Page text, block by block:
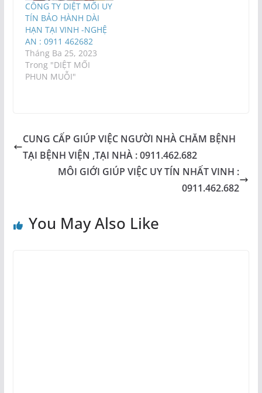
CÔNG TY DIỆT MỐI UY
TÍN BẢO HÀNH DÀI
HẠN TẠI VINH -NGHỆ
AN : 0911 462682
Tháng Ba 25, 2023
Trong "DIỆT MỐI
PHUN MUỖI"
CUNG CẤP GIÚP VIỆC NGƯỜI NHÀ CHĂM BỆNH
TẠI BỆNH VIỆN ,TẠI NHÀ : 0911.462.682
MÔI GIỚI GIÚP VIỆC UY TÍN NHẤT VINH :
0911.462.682
You May Also Like